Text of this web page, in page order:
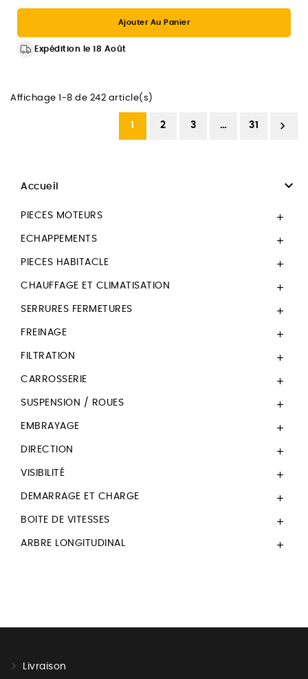
Ajouter Au Panier
Expédition le 18 Août
Affichage 1-8 de 242 article(s)
1 2 3 … 31 
Accueil 
PIECES MOTEURS 
ECHAPPEMENTS 
PIECES HABITACLE 
CHAUFFAGE ET CLIMATISATION 
SERRURES FERMETURES 
FREINAGE 
FILTRATION 
CARROSSERIE 
SUSPENSION / ROUES 
EMBRAYAGE 
DIRECTION 
VISIBILITÉ 
DEMARRAGE ET CHARGE 
BOITE DE VITESSES 
ARBRE LONGITUDINAL 
Livraison